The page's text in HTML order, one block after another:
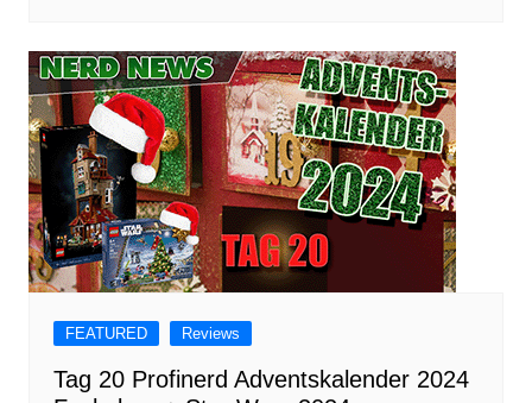
FEATURED Reviews
Tag 20 Profinerd Adventskalender 2024